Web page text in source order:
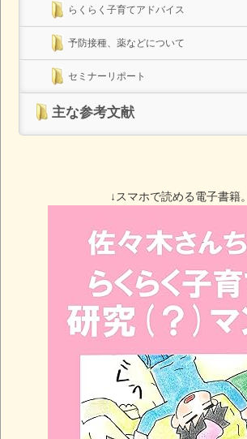
らくらく子育てアドバイス
予防接種、薬などについて
セミナーリポート
主な参考文献
↓スマホで読める電子書籍。